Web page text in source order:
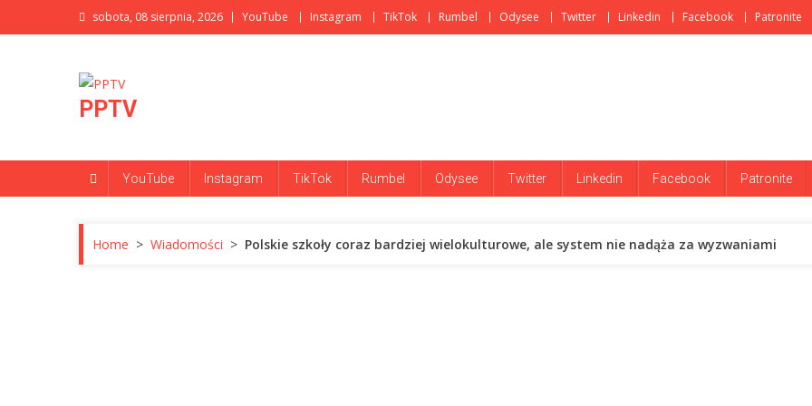
to
sobota, 08 sierpnia, 2026 YouTube Instagram TikTok Rumbel Odysee Twitter Linkedin Facebook Patronite
PPTV
YouTube Instagram TikTok Rumbel Odysee Twitter Linkedin Facebook Patronite
Home > Wiadomości > Polskie szkoły coraz bardziej wielokulturowe, ale system nie nadąża za wyzwaniami